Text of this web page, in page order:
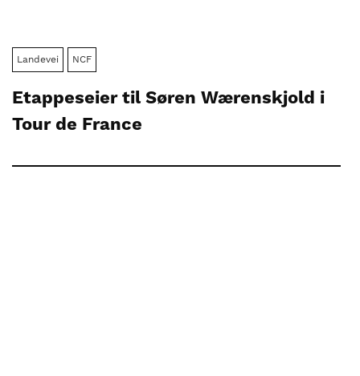
Landevei NCF
Etappeseier til Søren Wærenskjold i
Tour de France